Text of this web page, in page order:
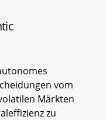
vom
Märkten
zu